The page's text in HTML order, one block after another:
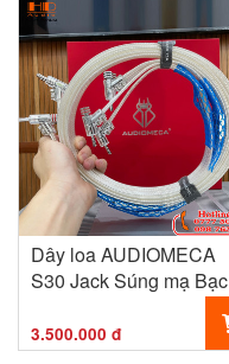
Dây loa AUDIOMECA
S30 Jack Súng mạ Bạc
3.500.000 đ